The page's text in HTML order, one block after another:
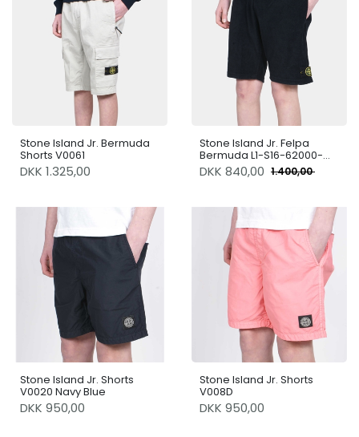
Stone Island Jr. Bermuda
Shorts V0061
DKK 1.325,00
Stone Island Jr. Felpa
Bermuda L1-S16-62000-
04-S0308
DKK 840,00 1.400,00
Stone Island Jr. Shorts
V0020 Navy Blue
DKK 950,00
Stone Island Jr. Shorts
V008D
DKK 950,00